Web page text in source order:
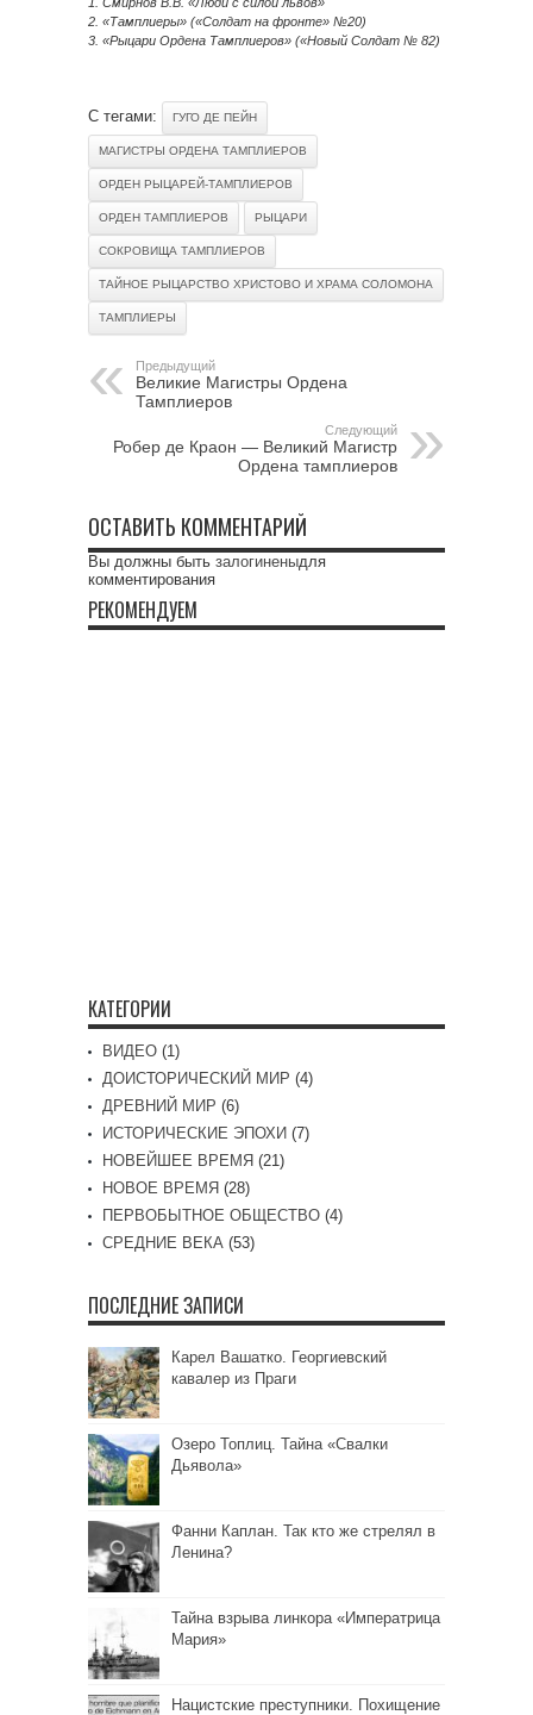
2. «Тамплиеры» («Солдат на фронте» №20)
3. «Рыцари Ордена Тамплиеров» («Новый Солдат № 82)
С тегами: ГУГО ДЕ ПЕЙН
МАГИСТРЫ ОРДЕНА ТАМПЛИЕРОВ
ОРДЕН РЫЦАРЕЙ-ТАМПЛИЕРОВ
ОРДЕН ТАМПЛИЕРОВ РЫЦАРИ
СОКРОВИЩА ТАМПЛИЕРОВ
ТАЙНОЕ РЫЦАРСТВО ХРИСТОВО И ХРАМА СОЛОМОНА
ТАМПЛИЕРЫ
Предыдущий
Великие Магистры Ордена
Тамплиеров
Следующий
Робер де Краон — Великий Магистр
Ордена тамплиеров
ОСТАВИТЬ КОММЕНТАРИЙ
Вы должны быть залогиненыдля
комментирования
РЕКОМЕНДУЕМ
КАТЕГОРИИ
ВИДЕО (1)
ДОИСТОРИЧЕСКИЙ МИР (4)
ДРЕВНИЙ МИР (6)
ИСТОРИЧЕСКИЕ ЭПОХИ (7)
НОВЕЙШЕЕ ВРЕМЯ (21)
НОВОЕ ВРЕМЯ (28)
ПЕРВОБЫТНОЕ ОБЩЕСТВО (4)
СРЕДНИЕ ВЕКА (53)
ПОСЛЕДНИЕ ЗАПИСИ
Карел Вашатко. Георгиевский
кавалер из Праги
Озеро Топлиц. Тайна «Свалки
Дьявола»
Фанни Каплан. Так кто же стрелял в
Ленина?
Тайна взрыва линкора «Императрица
Мария»
Нацистские преступники. Похищение